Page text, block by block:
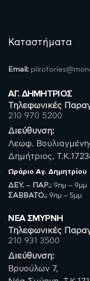
Καταστήματα
Email:
ΑΓ. ΔΗΜΗΤΡΙΟΣ
Τηλεφωνικές
210 970 5200
Διεύθυνση:
Λεωφ.
Δημήτριος,
ΩράριοΑγ. Δημητρίου
ΔΕΥ. – ΠΑΡ.: 9πμ – 9μμ
ΣΑΒBATO.: 9πμ – 5μμ
ΝΈΑ ΣΜΥΡΝΗ
Τηλεφωνικές
210 931 3500
Διεύθυνση:
Βρυούλων 7,